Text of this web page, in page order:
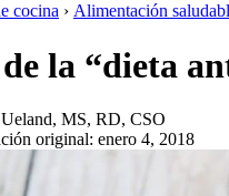
cocina › Alimentación
la “dieta
MS, RD, CSO
original: enero 4, 2018